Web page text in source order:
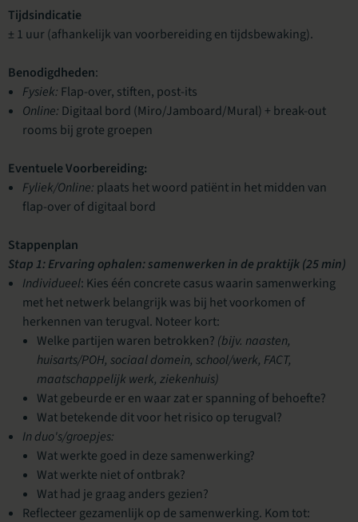
Tijdsindicatie
± 1 uur (afhankelijk van voorbereiding en tijdsbewaking).
Benodigdheden:
Fysiek: Flap-over, stiften, post-its
Online: Digitaal bord (Miro/Jamboard/Mural) + break-out
rooms bij grote groepen
Eventuele Voorbereiding:
Fyliek/Online: plaats het woord patiënt in het midden van
flap-over of digitaal bord
Stappenplan
Stap 1: Ervaring ophalen: samenwerken in de praktijk (25 min)
Individueel: Kies één concrete casus waarin samenwerking
met het netwerk belangrijk was bij het voorkomen of
herkennen van terugval. Noteer kort:
Welke partijen waren betrokken? (bijv. naasten,
huisarts/POH, sociaal domein, school/werk, FACT,
maatschappelijk werk, ziekenhuis)
Wat gebeurde er en waar zat er spanning of behoefte?
Wat betekende dit voor het risico op terugval?
In duo's/groepjes:
Wat werkte goed in deze samenwerking?
Wat werkte niet of ontbrak?
Wat had je graag anders gezien?
Reflecteer gezamenlijk op de samenwerking. Kom tot: